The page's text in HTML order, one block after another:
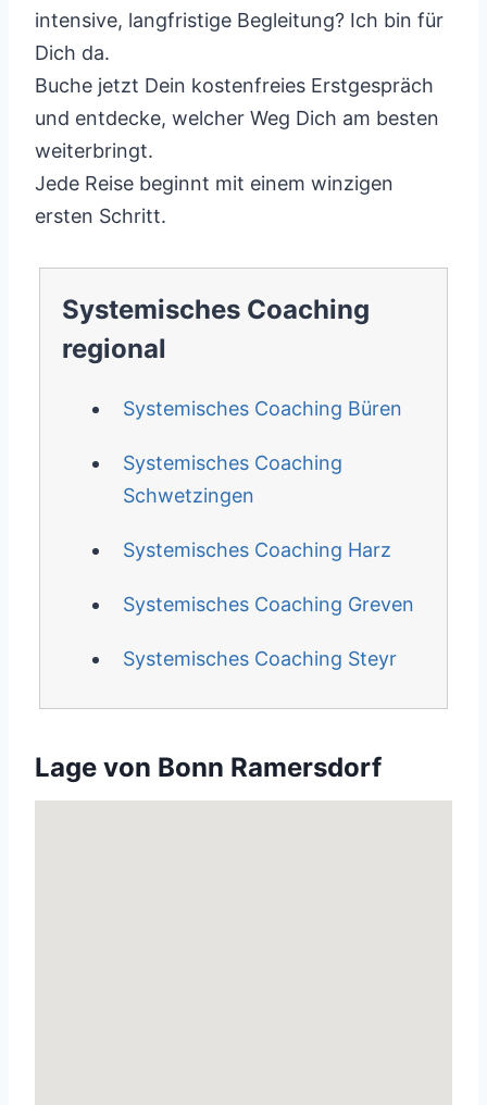
intensive, langfristige Begleitung? Ich bin für
Dich da.
Buche jetzt Dein kostenfreies Erstgespräch
und entdecke, welcher Weg Dich am besten
weiterbringt.
Jede Reise beginnt mit einem winzigen
ersten Schritt.
Systemisches Coaching
regional
Systemisches Coaching Büren
Systemisches Coaching
Schwetzingen
Systemisches Coaching Harz
Systemisches Coaching Greven
Systemisches Coaching Steyr
Lage von Bonn Ramersdorf